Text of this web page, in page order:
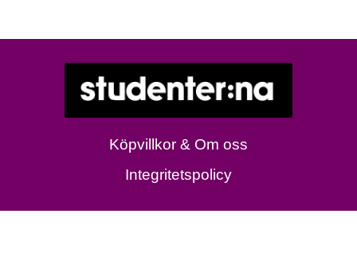
Köpvillkor & Om oss
Integritetspolicy